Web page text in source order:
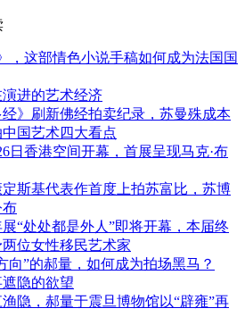
，这部情色小说手稿如何成为法国国
进的艺术经济
经》刷新佛经拍卖纪录，苏曼殊成本
国艺术四大看点
日香港空间开幕，首展呈现马克·布
斯基代表作首度上拍苏富比，苏博
布
“处处都是外人”即将开幕，本届终
位女性移民艺术家
向”的郝量，如何成为拍场黑马？
隐的欲望
隐，郝量于震旦博物馆以“辟雍”再